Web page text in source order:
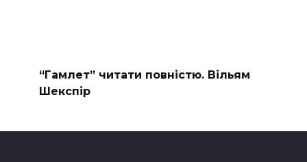
“Гамлет” читати повністю. Вільям
Шекспір